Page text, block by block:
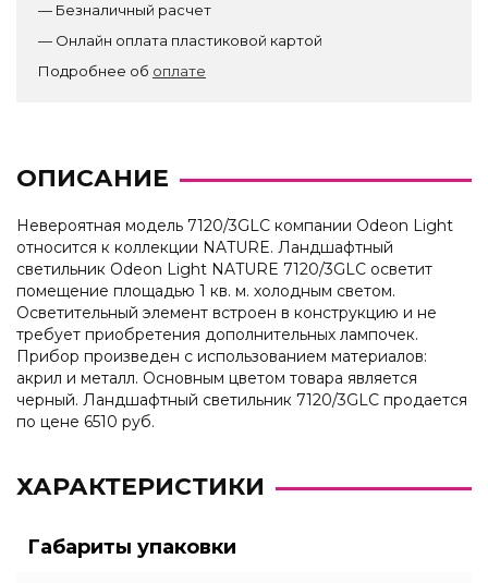
— Безналичный расчет
— Онлайн оплата пластиковой картой
Подробнее об оплате
ОПИСАНИЕ
Невероятная модель 7120/3GLC компании Odeon Light
относится к коллекции NATURE. Ландшафтный
светильник Odeon Light NATURE 7120/3GLC осветит
помещение площадью 1 кв. м. холодным светом.
Осветительный элемент встроен в конструкцию и не
требует приобретения дополнительных лампочек.
Прибор произведен с использованием материалов:
акрил и металл. Основным цветом товара является
черный. Ландшафтный светильник 7120/3GLC продается
по цене 6510 руб.
ХАРАКТЕРИСТИКИ
Габариты упаковки